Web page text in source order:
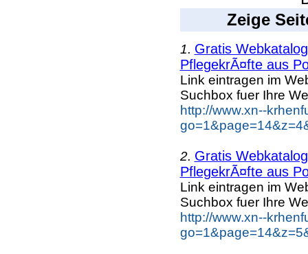
Zeige
1. Gratis
PflegekrÃ¤fte aus
Link eintragen im
Suchbox fuer Ihre
http://www.xn--
2. Gratis
PflegekrÃ¤fte aus
Link eintragen im
Suchbox fuer Ihre
http://www.xn--